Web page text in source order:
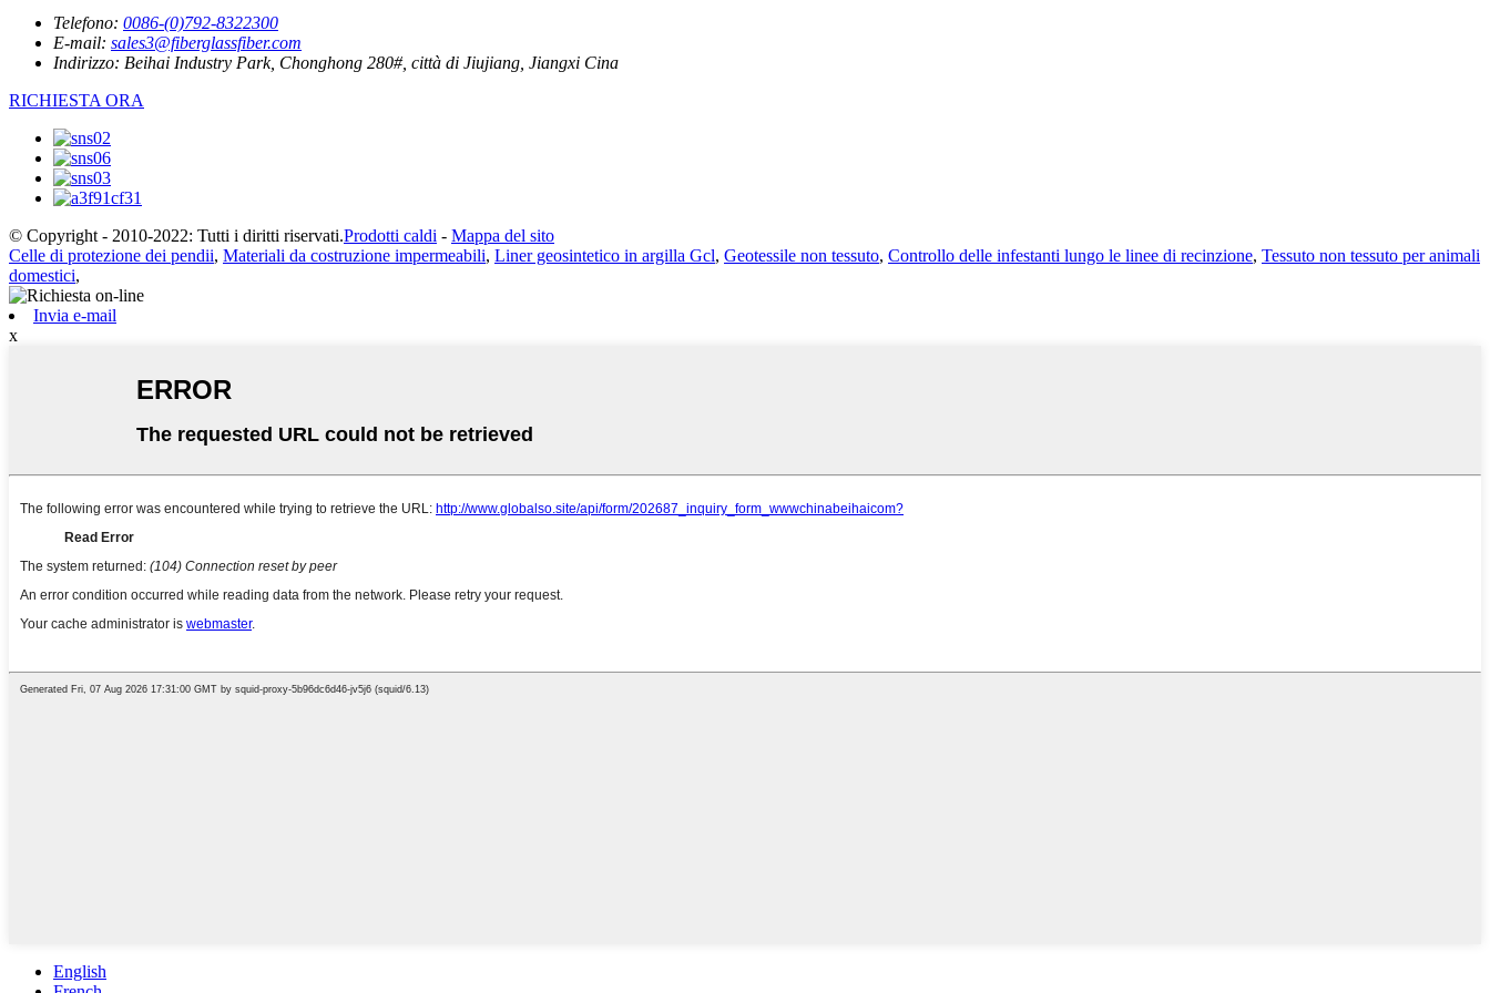
Telefono: 0086-(0)792-8322300
E-mail: sales3@fiberglassfiber.com
Indirizzo: Beihai Industry Park, Chonghong 280#, città di Jiujiang, Jiangxi Cina
RICHIESTA ORA
© Copyright - 2010-2022: Tutti i diritti riservati.Prodotti caldi - Mappa del sito
Celle di protezione dei pendii, Materiali da costruzione impermeabili, Liner geosintetico in argilla Gcl, Geotessile non tessuto, Controllo delle infestanti lungo le linee di recinzione, Tessuto non tessuto per animali
domestici,
Invia e-mail
x
English